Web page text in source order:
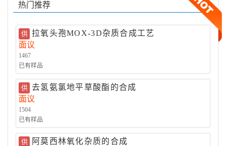
生物发酵
食品检测技术
药物载体 聚合物
精细化工
热门推荐
供 拉氧头孢MOX-3D杂质合成工艺
面议
1467
已有样品
供 去氢氨氯地平草酸酯的合成
面议
1504
已有样品
供
阿莫西林氧化杂质的合成